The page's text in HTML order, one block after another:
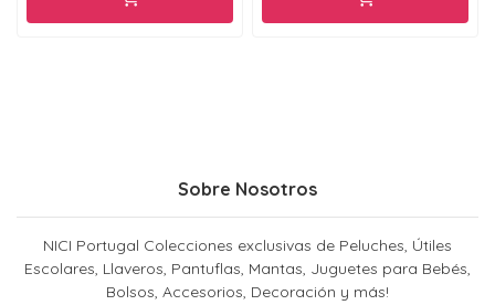
Sobre Nosotros
NICI Portugal Colecciones exclusivas de Peluches, Útiles
Escolares, Llaveros, Pantuflas, Mantas, Juguetes para Bebés,
Bolsos, Accesorios, Decoración y más!